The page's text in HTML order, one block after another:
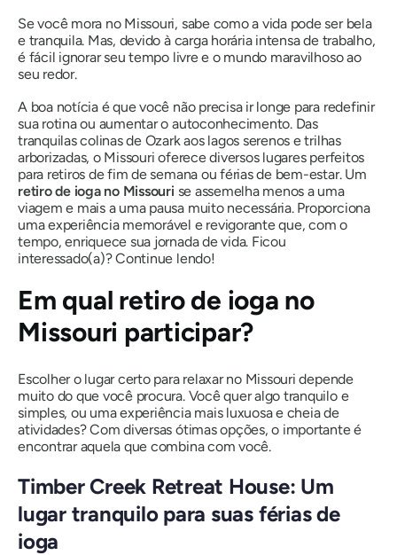
Se você mora no Missouri, sabe como a vida pode ser bela
e tranquila. Mas, devido à carga horária intensa de trabalho,
é fácil ignorar seu tempo livre e o mundo maravilhoso ao
seu redor.
A boa notícia é que você não precisa ir longe para redefinir
sua rotina ou aumentar o autoconhecimento. Das
tranquilas colinas de Ozark aos lagos serenos e trilhas
arborizadas, o Missouri oferece diversos lugares perfeitos
para retiros de fim de semana ou férias de bem-estar. Um
retiro de ioga no Missouri se assemelha menos a uma
viagem e mais a uma pausa muito necessária. Proporciona
uma experiência memorável e revigorante que, com o
tempo, enriquece sua jornada de vida. Ficou
interessado(a)? Continue lendo!
Em qual retiro de ioga no
Missouri participar?
Escolher o lugar certo para relaxar no Missouri depende
muito do que você procura. Você quer algo tranquilo e
simples, ou uma experiência mais luxuosa e cheia de
atividades? Com ​​diversas ótimas opções, o importante é
encontrar aquela que combina com você.
Timber Creek Retreat House: Um
lugar tranquilo para suas férias de
ioga